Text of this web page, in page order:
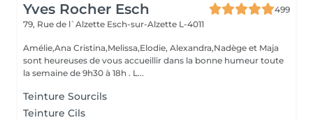
Yves Rocher Esch
499
79, Rue de l`Alzette Esch-sur-Alzette L-4011
Amélie,Ana Cristina,Melissa,Elodie, Alexandra,Nadège et Maja
sont heureuses de vous accueillir dans la bonne humeur toute
la semaine de 9h30 à 18h . L...
Teinture Sourcils
Teinture Cils